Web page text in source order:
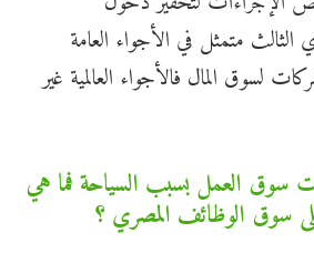
متمثل في الأجواء العامة
لسوق المال فالأجواء العالمية غير
سوق العمل بسبب السياحة فما هي
على سوق الوظائف المصري ؟